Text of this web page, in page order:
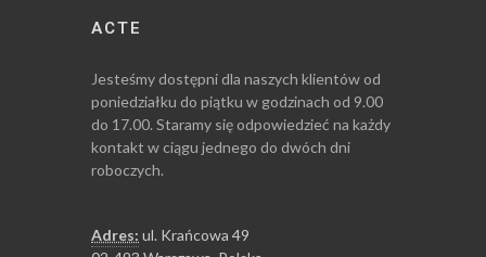
ACTE
Jesteśmy dostępni dla naszych klientów od
poniedziałku do piątku w godzinach od 9.00
do 17.00. Staramy się odpowiedzieć na każdy
kontakt w ciągu jednego do dwóch dni
roboczych.
Adres: ul. Krańcowa 49